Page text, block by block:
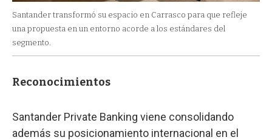
Santander transformó su espacio en Carrasco para que refleje
una propuesta en un entorno acorde a los estándares del
segmento.
Reconocimientos
Santander Private Banking viene consolidando
además su posicionamiento internacional en el